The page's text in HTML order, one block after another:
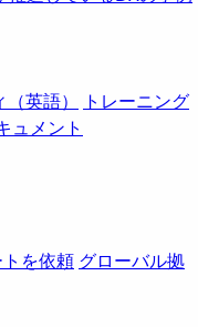
英語）
トレーニング
ュメント
を依頼 グローバル拠